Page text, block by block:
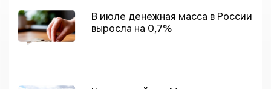
В июле денежная масса в России
выросла на 0,7%